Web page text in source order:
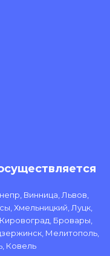
Винница, Львов,
Хмельницкий, Луцк,
Бровары,
Мелитополь,
Ковель